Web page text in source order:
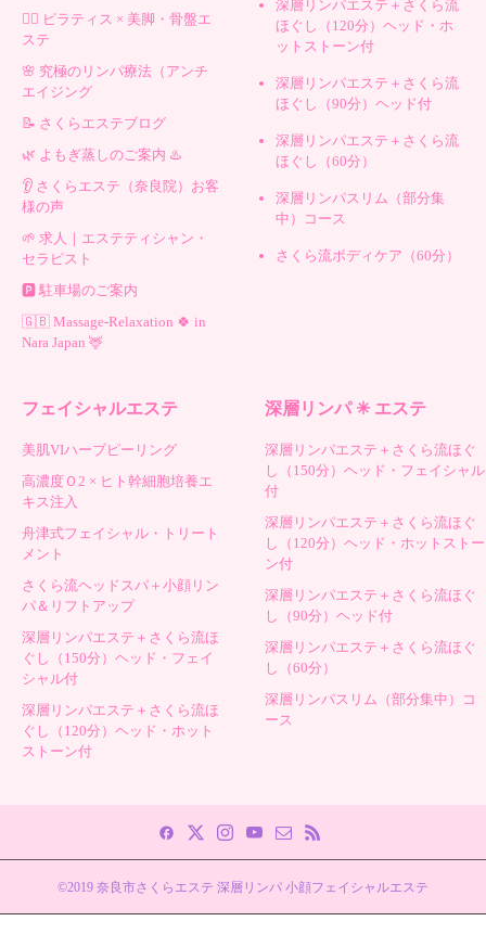
🧘‍♀️ ピラティス × 美脚・骨盤エ
ステ
🌸 究極のリンパ療法（アンチ
エイジング
📝 さくらエステブログ
🌿 よもぎ蒸しのご案内 ♨️
👂 さくらエステ（奈良院）お客
様の声
🌱 求人｜エステティシャン・
セラピスト
🅿️ 駐車場のご案内
🇬🇧 Massage-Relaxation 🍀 in
Nara Japan 🦌
深層リンパエステ＋さくら流
ほぐし（120分）ヘッド・ホ
ットストーン付
深層リンパエステ＋さくら流
ほぐし（90分）ヘッド付
深層リンパエステ＋さくら流
ほぐし（60分）
深層リンパスリム（部分集
中）コース
さくら流ボディケア（60分）
フェイシャルエステ
美肌VIハーブピーリング
高濃度Ｏ2 × ヒト幹細胞培養エ
キス注入
舟津式フェイシャル・トリート
メント
さくら流ヘッドスパ＋小顔リン
パ＆リフトアップ
深層リンパエステ＋さくら流ほ
ぐし（150分）ヘッド・フェイ
シャル付
深層リンパエステ＋さくら流ほ
ぐし（120分）ヘッド・ホット
ストーン付
深層リンパ ✳︎ エステ
深層リンパエステ＋さくら流ほぐ
し（150分）ヘッド・フェイシャル
付
深層リンパエステ＋さくら流ほぐ
し（120分）ヘッド・ホットストー
ン付
深層リンパエステ＋さくら流ほぐ
し（90分）ヘッド付
深層リンパエステ＋さくら流ほぐ
し（60分）
深層リンパスリム（部分集中）コ
ース
©2019 奈良市さくらエステ 深層リンパ 小顔フェイシャルエステ